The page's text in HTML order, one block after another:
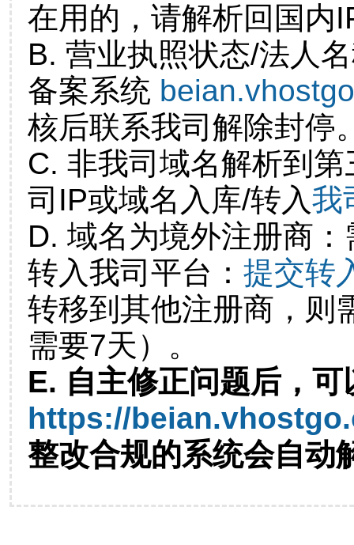
在用的，请解析回国内
B. 营业执照状态/法人
备案系统
核后联系我司解除封停
C. 非我司域名解析到
司IP或域名入库/转入我
D. 域名为境外注册商
转入我司平台： 提交转
转移到其他注册商，则
需要7天）。
E. 自主修正问题后，可
https://
整改合规的系统会自动